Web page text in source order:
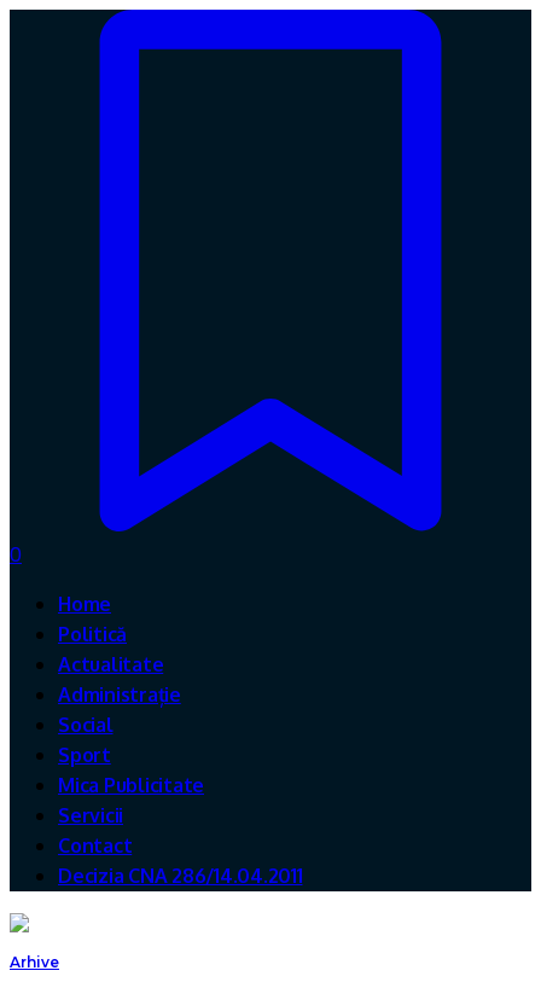
0
Home
Politică
Actualitate
Administrație
Social
Sport
Mica Publicitate
Servicii
Contact
Decizia CNA 286/14.04.2011
Arhive